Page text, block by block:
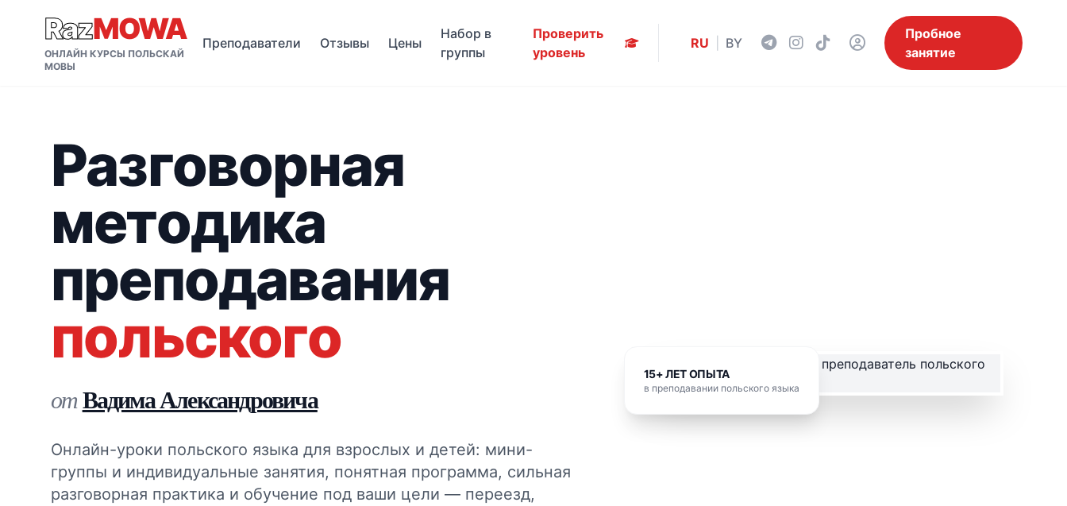
RazMOWA
ОНЛАЙН КУРСЫ ПОЛЬСКАЙ
МОВЫ
Преподаватели Отзывы Цены
Набор в
группы
Проверить
уровень
RU BY
Пробное
занятие
Разговорная
методика
преподавания
польского
отВадима Александровича
Онлайн-уроки польского языка для взрослых и детей: мини-
группы и индивидуальные занятия, понятная программа, сильная
разговорная практика и обучение под ваши цели — переезд,
15+ ЛЕТ ОПЫТА
в преподавании польского языка